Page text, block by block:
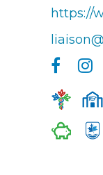
https://